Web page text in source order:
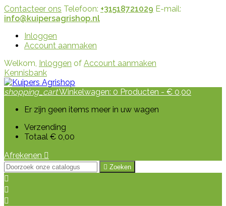
Contacteer ons Telefoon: +31518721029 E-mail:
info@kuipersagrishop.nl
Inloggen
Account aanmaken
Welkom, Inloggen of Account aanmaken
Kennisbank
shopping_cartWinkelwagen: 0 Producten - € 0,00
Er zijn geen items meer in uw wagen
Verzending
Totaal € 0,00
Afrekenen 
 Zoeken


